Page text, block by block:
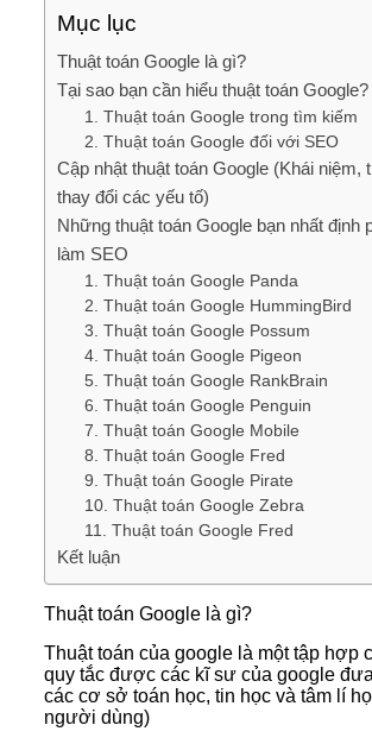
Mục lục
Thuật toán Google là gì?
Tại sao bạn cần hiểu thuật toán Google?
1. Thuật toán Google trong tìm kiếm
2. Thuật toán Google đối với SEO
Cập nhật thuật toán Google (Khái niệm,
thay đổi các yếu tố)
Những thuật toán Google bạn nhất định
làm SEO
1. Thuật toán Google Panda
2. Thuật toán Google HummingBird
3. Thuật toán Google Possum
4. Thuật toán Google Pigeon
5. Thuật toán Google RankBrain
6. Thuật toán Google Penguin
7. Thuật toán Google Mobile
8. Thuật toán Google Fred
9. Thuật toán Google Pirate
10. Thuật toán Google Zebra
11. Thuật toán Google Fred
Kết luận
Thuật toán Google là gì?
Thuật toán của google là một tập hợp
quy tắc được các kĩ sư của google
các cơ sở toán học, tin học và tâm lí
người dùng)